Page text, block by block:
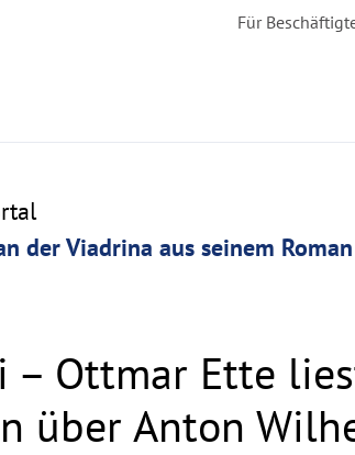
Für
der Viadrina aus seinem
– Ottmar Ette
über Anton